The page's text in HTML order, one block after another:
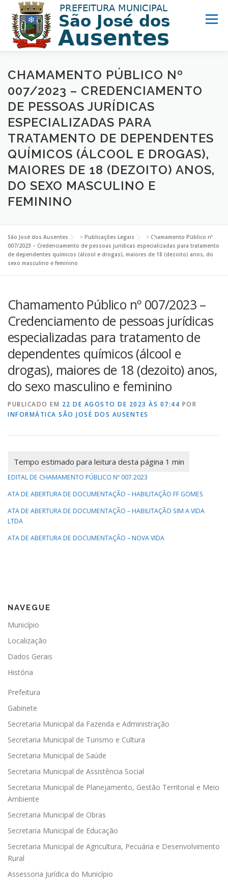
Menu
MUNICÍPIO PREFEITURA TURISMO
NOTÍCIAS ACESSO INFORMAÇÃO
CHAMAMENTO PÚBLICO Nº
007/2023 – CREDENCIAMENTO
DE PESSOAS JURÍDICAS
ESPECIALIZADAS PARA
TRATAMENTO DE DEPENDENTES
QUÍMICOS (ÁLCOOL E DROGAS),
MAIORES DE 18 (DEZOITO) ANOS,
DO SEXO MASCULINO E
FEMININO
São José dos Ausentes > Publicações Legais > Chamamento Público nº
007/2023 – Credenciamento de pessoas jurídicas especializadas para tratamento
de dependentes químicos (álcool e drogas), maiores de 18 (dezoito) anos, do
sexo masculino e feminino
Chamamento Público nº 007/2023 –
Credenciamento de pessoas jurídicas
especializadas para tratamento de
dependentes químicos (álcool e
drogas), maiores de 18 (dezoito) anos,
do sexo masculino e feminino
PUBLICADO EM 22 DE AGOSTO DE 2023 ÀS 07:44 POR
INFORMÁTICA SÃO JOSÉ DOS AUSENTES
EDITAL DE CHAMAMENTO PÚBLICO Nº 007.2023
ATA DE ABERTURA DE DOCUMENTAÇÃO – HABILITAÇÃO FF GOMES
ATA DE ABERTURA DE DOCUMENTAÇÃO – HABILITAÇÃO SIM A VIDA
LTDA
ATA DE ABERTURA DE DOCUMENTAÇÃO – NOVA VIDA
NAVEGUE
Município
Localização
Dados Gerais
História
Prefeitura
Gabinete
Secretaria Municipal da Fazenda e Administração
Secretaria Municipal de Turismo e Cultura
Secretaria Municipal de Saúde
Secretaria Municipal de Assistência Social
Secretaria Municipal de Planejamento, Gestão Territorial e Meio
Ambiente
Secretaria Municipal de Obras
Secretaria Municipal de Educação
Secretaria Municipal de Agricultura, Pecuária e Desenvolvimento
Rural
Assessoria Jurídica do Município